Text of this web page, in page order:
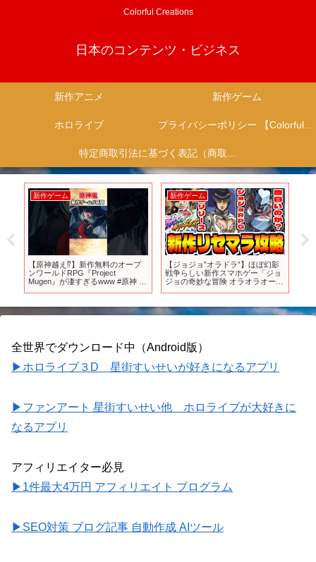
Colorful Creations
日本のコンテンツ・ビジネス
新作アニメ 新作ゲーム
ホロライブ プライバシーポリシー 【Colorful Creation】
特定商取引法に基づく表記（商取引に関する開示）
新作ゲーム
【原神越え⁉】新作無料のオープ
ンワールドRPG『Project
Mugen』が凄すぎるwww #原神 #
新作ゲーム
【ジョジョ”オラドラ”】ほぼ幻影
戦争らしい新作スマホゲー「ジョ
ジョの奇妙な冒険 オラオラオーバ
全世界でダウンロード中（Android版）
▶ホロライブ３D 星街すいせいが好きになるアプリ
▶ファンアート 星街すいせい他 ホロライブが大好きに
なるアプリ
アフィリエイター必見
▶1件最大4万円 アフィリエイト プログラム
▶SEO対策 ブログ記事 自動作成 AIツール